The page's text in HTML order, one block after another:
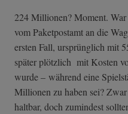
224 Millionen? Moment.
vom Paketpostamt an die
ersten Fall, ursprünglich mit
später plötzlich mit Kosten
wurde – während eine
Millionen zu haben sei?
haltbar, doch zumindest